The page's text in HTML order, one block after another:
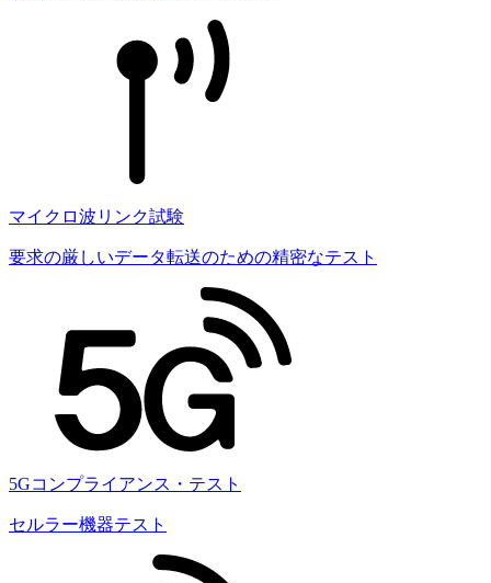
マイクロ波リンク試験
要求の厳しいデータ転送のための精密なテスト
5Gコンプライアンス・テスト
セルラー機器テスト